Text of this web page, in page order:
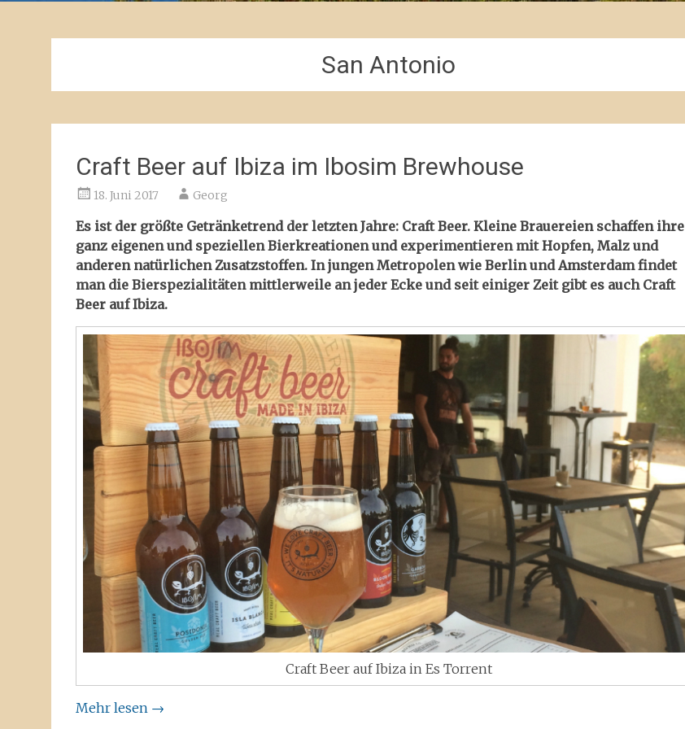
San Antonio
Craft Beer auf Ibiza im Ibosim Brewhouse
18. Juni 2017 Georg
Es ist der größte Getränketrend der letzten Jahre: Craft Beer. Kleine Brauereien schaffen ihre
ganz eigenen und speziellen Bierkreationen und experimentieren mit Hopfen, Malz und
anderen natürlichen Zusatzstoffen. In jungen Metropolen wie Berlin und Amsterdam findet
man die Bierspezialitäten mittlerweile an jeder Ecke und seit einiger Zeit gibt es auch Craft
Beer auf Ibiza.
Craft Beer auf Ibiza in Es Torrent
Mehr lesen →